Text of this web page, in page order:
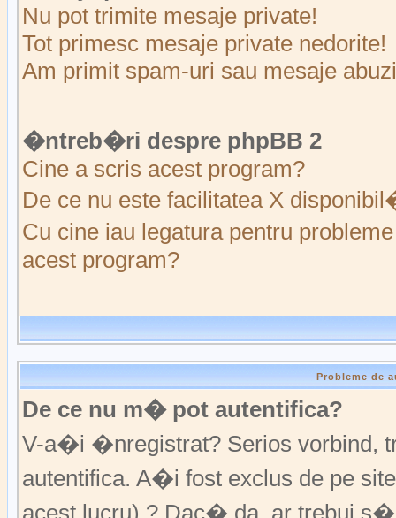
Nu pot trimite mesaje private!
Tot primesc mesaje private nedorite!
Am primit spam-uri sau mesaje
�ntreb�ri despre phpBB 2
Cine a scris acest program?
De ce nu este facilitatea X
Cu cine iau legatura pentru
acest program?
Probleme de
De ce nu m� pot autentifica?
V-a�i �nregistrat? Serios
autentifica. A�i fost exclus de pe
acest lucru) ? Dac� da, ar trebui